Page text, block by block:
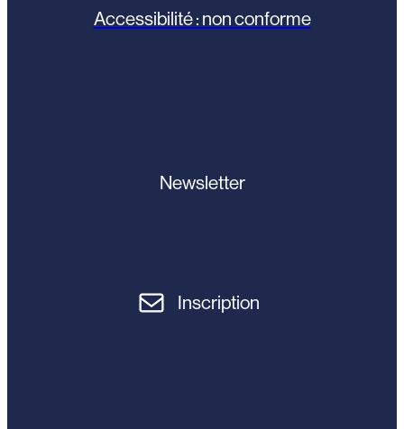
Accessibilité : non conforme
Newsletter
Inscription